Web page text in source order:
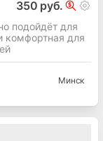
350 руб.
подойдёт для
комфортная для
Минск